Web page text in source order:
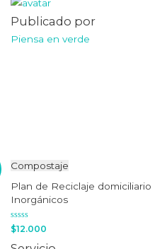
Publicado por
Piensa en verde
Compostaje
Plan de Reciclaje domiciliario
Inorgánicos
Valorado
en
0
$12.000